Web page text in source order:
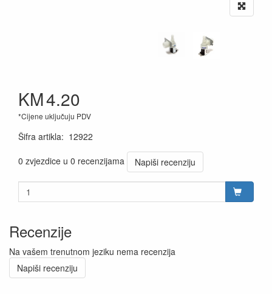
KM4.20
*Cijene uključuju PDV
Šifra artikla: 12922
0 zvjezdice u 0 recenzijama
Napiši recenziju
Recenzije
Na vašem trenutnom jeziku nema recenzija
Napiši recenziju